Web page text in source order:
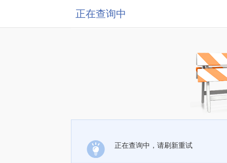
正在查询中
正在查询中，请刷新重试